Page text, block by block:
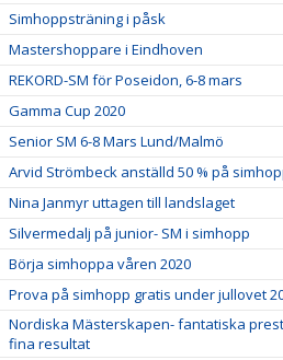
Simhoppsträning i påsk
Mastershoppare i Eindhoven
REKORD-SM för Poseidon, 6-8 mars
Gamma Cup 2020
Senior SM 6-8 Mars Lund/Malmö
Arvid Strömbeck anställd 50 % på
Nina Janmyr uttagen till landslaget
Silvermedalj på junior- SM i simhopp
Börja simhoppa våren 2020
Prova på simhopp gratis under jullovet
Nordiska Mästerskapen- fantatiska
fina resultat